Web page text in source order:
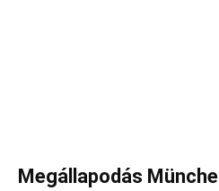
Megállapodás